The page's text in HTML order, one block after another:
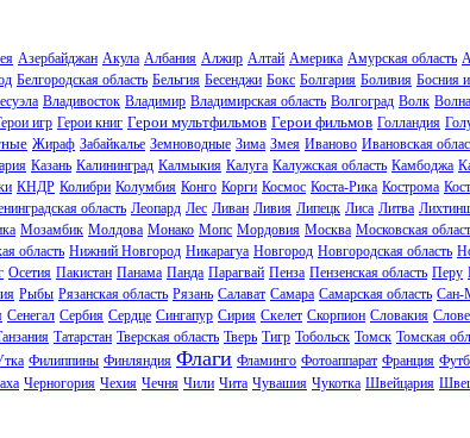
Азербайджан Акула Албания Алжир Алтай Америка Амурская область
Белгородская область Бельгия Бесенджи Бокс Болгария Боливия Босния
Владивосток Владимир Владимирская область Волгоград Волк Волна
игр Герои книг Герои мультфильмов Герои фильмов Голландия
Жираф Забайкалье Земноводные Зима Змея Иваново Ивановская
Казань Калининград Калмыкия Калуга Калужская область Камбоджа
КНДР Колибри Колумбия Конго Корги Космос Коста-Рика Кострома
область Леопард Лес Ливан Ливия Липецк Лиса Литва
Мозамбик Молдова Монако Мопс Мордовия Москва Московская
область Нижний Новгород Никарагуа Новгород Новгородская область
Осетия Пакистан Панама Панда Парагвай Пенза Пензенская область Перу
Рыбы Рязанская область Рязань Салават Самара Самарская область Сан-
Сенегал Сербия Сердце Сингапур Сирия Скелет Скорпион Словакия
Татарстан Тверская область Тверь Тигр Тобольск Томск Томская
Филиппины Финляндия Флаги Фламинго Фотоаппарат Франция
Черногория Чехия Чечня Чили Чита Чувашия Чукотка Швейцария